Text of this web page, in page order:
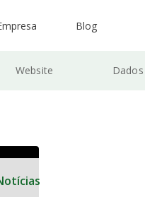
Blog
Website Dados